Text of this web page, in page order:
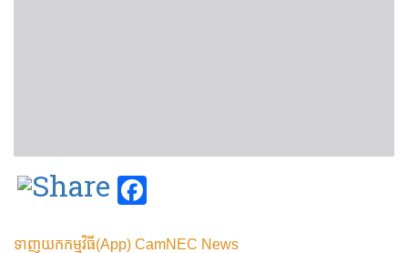
ទាញយកកម្មវិធី(App) CamNEC News